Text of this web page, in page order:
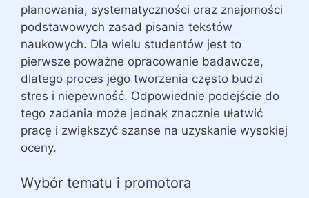
planowania, systematyczności oraz znajomości
podstawowych zasad pisania tekstów
naukowych. Dla wielu studentów jest to
pierwsze poważne opracowanie badawcze,
dlatego proces jego tworzenia często budzi
stres i niepewność. Odpowiednie podejście do
tego zadania może jednak znacznie ułatwić
pracę i zwiększyć szanse na uzyskanie wysokiej
oceny.
Wybór tematu i promotora